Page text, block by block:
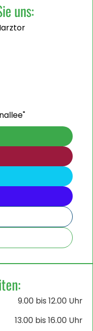
uns:
9.00 bis 12.00 Uhr
13.00 bis 16.00 Uhr